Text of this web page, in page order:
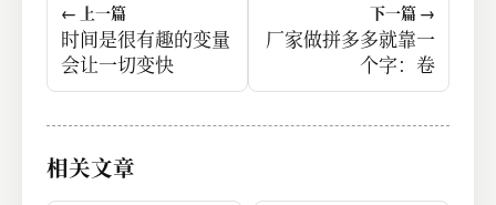
← 上一篇
时间是很有趣的变量
会让一切变快
下一篇 →
厂家做拼多多就靠一
个字：卷
相关文章